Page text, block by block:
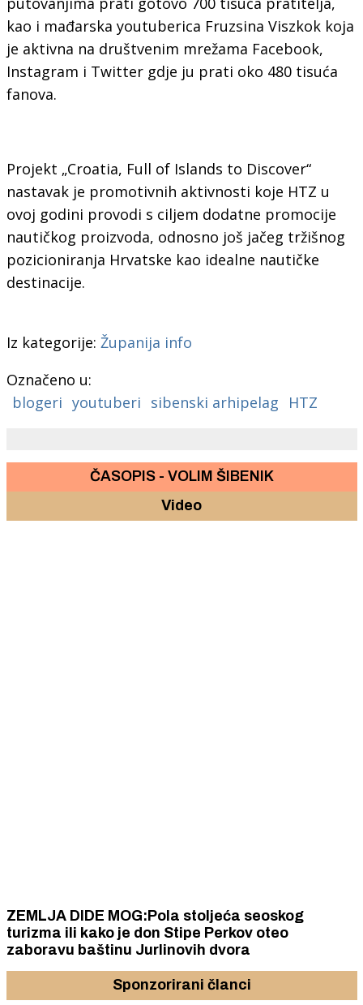
kao i mađarska youtuberica Fruzsina Viszkok koja
je aktivna na društvenim mrežama Facebook,
Instagram i Twitter gdje ju prati oko 480 tisuća
fanova.
Projekt „Croatia, Full of Islands to Discover“
nastavak je promotivnih aktivnosti koje HTZ u
ovoj godini provodi s ciljem dodatne promocije
nautičkog proizvoda, odnosno još jačeg tržišnog
pozicioniranja Hrvatske kao idealne nautičke
destinacije.
Iz kategorije: Županija info
Označeno u:
blogeri youtuberi sibenski arhipelag HTZ
ČASOPIS - VOLIM ŠIBENIK
Video
ZEMLJA DIDE MOG:Pola stoljeća seoskog
turizma ili kako je don Stipe Perkov oteo
zaboravu baštinu Jurlinovih dvora
Sponzorirani članci